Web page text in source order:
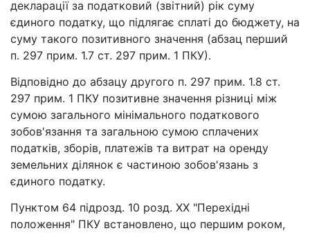
декларації за податковий (звітний) рік суму
єдиного податку, що підлягає сплаті до бюджету, на
суму такого позитивного значення (абзац перший
п. 297 прим. 1.7 ст. 297 прим. 1 ПКУ).
Відповідно до абзацу другого п. 297 прим. 1.8 ст.
297 прим. 1 ПКУ позитивне значення різниці між
сумою загального мінімального податкового
зобов'язання та загальною сумою сплачених
податків, зборів, платежів та витрат на оренду
земельних ділянок є частиною зобов'язань з
єдиного податку.
Пунктом 64 підрозд. 10 розд. XX "Перехідні
положення" ПКУ встановлено, що першим роком,